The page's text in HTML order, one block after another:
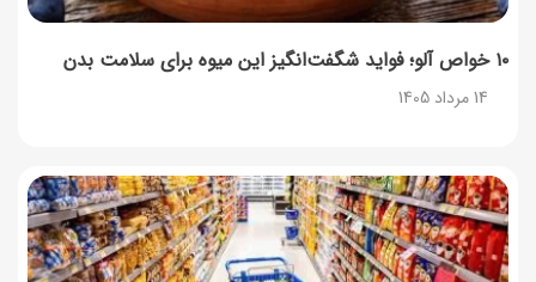
۱۰ خواص آلو؛ فواید شگفت‌انگیز این میوه برای سلامت بدن
14 مرداد 1405